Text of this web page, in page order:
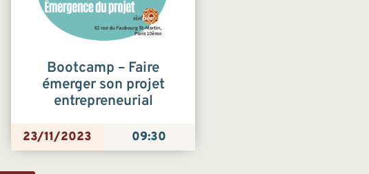
Bootcamp – Faire
émerger son projet
entrepreneurial
23/11/2023 09:30